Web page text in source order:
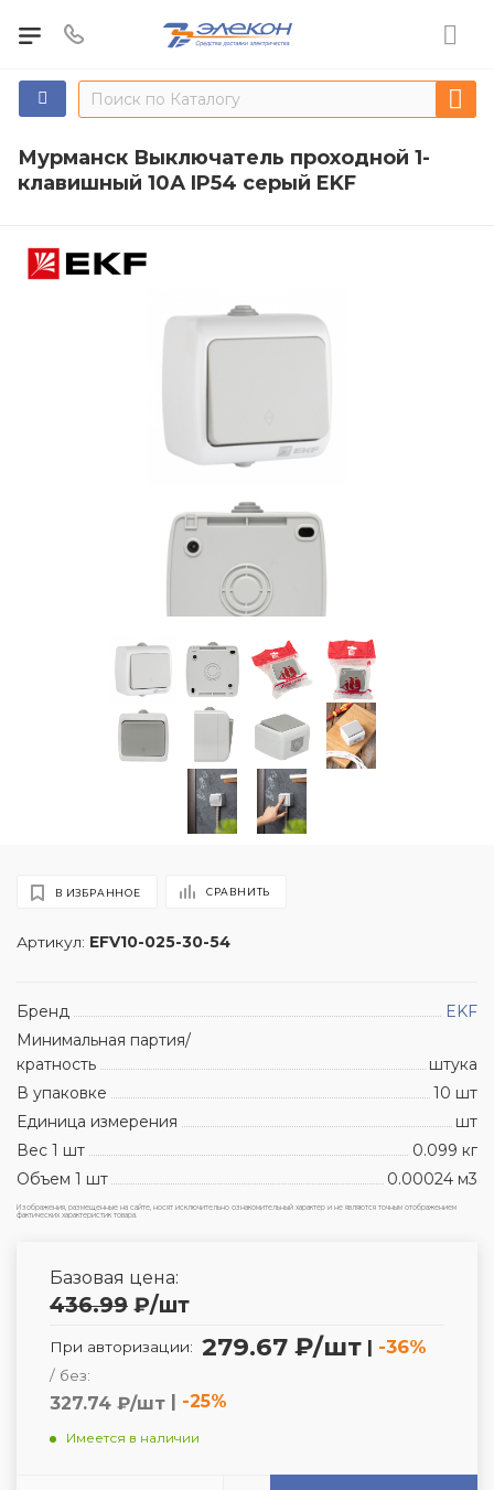
Мурманск Выключатель проходной 1-
клавишный 10А IP54 серый EKF
Артикул: EFV10-025-30-54
В ИЗБРАННОЕ СРАВНИТЬ
Бренд
EKF
Минимальная партия/
кратность
штука
В упаковке
10 шт
Единица измерения
шт
Вес 1 шт
0.099 кг
Объем 1 шт
0.00024 м3
Изображения, размещенные на сайте, носят исключительно ознакомительный характер и не являются точным отображением
фактических характеристик товара.
Базовая цена:
436.99 ₽/шт
При авторизации: 279.67 ₽/шт | -36%
/ без:
327.74 ₽/шт | -25%
Имеется в наличии